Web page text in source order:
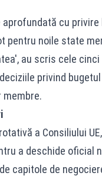
aprofundată cu
pentru noile state
au scris cele
privind
a Consiliului
a deschide oficial
capitole de